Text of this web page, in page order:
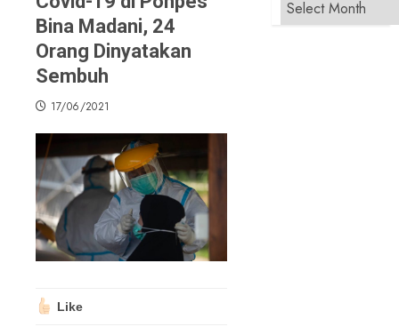
Bina Madani, 24
Orang Dinyatakan
Sembuh
17/06/2021
Like